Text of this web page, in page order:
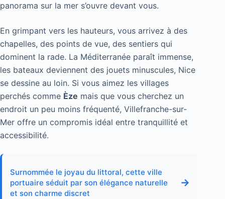
panorama sur la mer s’ouvre devant vous.
En grimpant vers les hauteurs, vous arrivez à des
chapelles, des points de vue, des sentiers qui
dominent la rade. La Méditerranée paraît immense,
les bateaux deviennent des jouets minuscules, Nice
se dessine au loin. Si vous aimez les villages
perchés comme Èze mais que vous cherchez un
endroit un peu moins fréquenté, Villefranche-sur-
Mer offre un compromis idéal entre tranquillité et
accessibilité.
Surnommée le joyau du littoral, cette ville
portuaire séduit par son élégance naturelle
et son charme discret
→